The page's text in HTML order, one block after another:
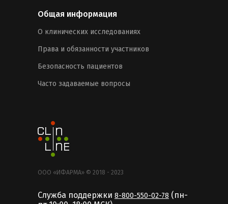
Общая информация
О клинических исследованиях
Права и обязанности участников
Безопасность пациентов
Часто задаваемые вопросы
ООО «ИФАРМА» © 2018 - 2023
Служба поддержки 8-800-550-02-78 (пн-